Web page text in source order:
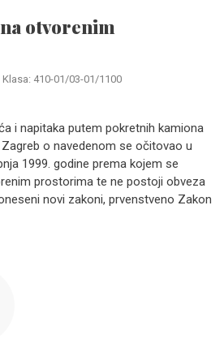
otvorenim
410-01/03-01/1100
i napitaka putem pokretnih kamiona
o navedenom se očitovao u
1999. godine prema kojem se
prostorima te ne postoji obveza
novi zakoni, prvenstveno Zakon